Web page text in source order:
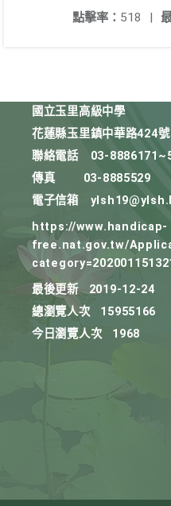
點擊率： 518 |
國立玉里高級中學
花蓮縣玉里鎮中華路424號
聯絡電話
03-
傳真
03-8885529
電子信箱
https://www.handicap-
free.nat.gov.tw/
最後更新
2019-12-24
總瀏覽人次
15955166
今日瀏覽人次
1968